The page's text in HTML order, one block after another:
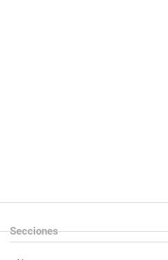
Secciones